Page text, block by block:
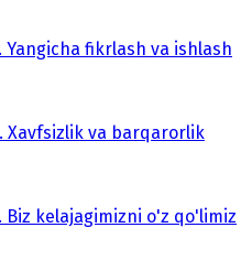
Yangicha fikrlash va ishlash
Xavfsizlik va barqarorlik
Biz kelajagimizni o'z qo'limiz